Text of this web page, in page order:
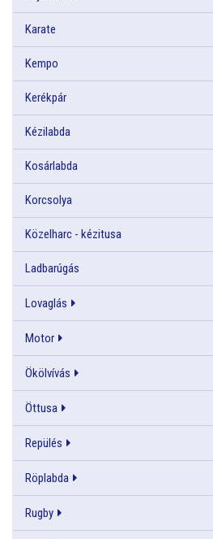
Karate
Kempo
Kerékpár
Kézilabda
Kosárlabda
Korcsolya
Közelharc - kézitusa
Ladbarúgás
Lovaglás
Motor
Ökölvívás
Öttusa
Repülés
Röplabda
Rugby